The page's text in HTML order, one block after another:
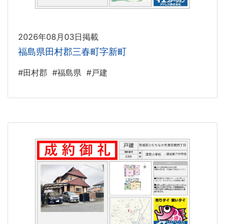
2026年08月03日掲載
福島県田村郡三春町字新町
#田村郡 #福島県 #戸建